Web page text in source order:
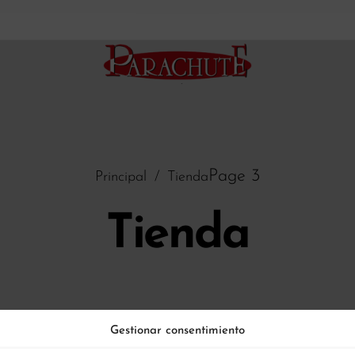
Gestionar consentimiento
Principal / Tienda Page 3
Tienda